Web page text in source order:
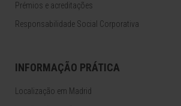
Prémios e acreditações
Responsabilidade Social Corporativa
INFORMAÇÃO PRÁTICA
Localização em Madrid